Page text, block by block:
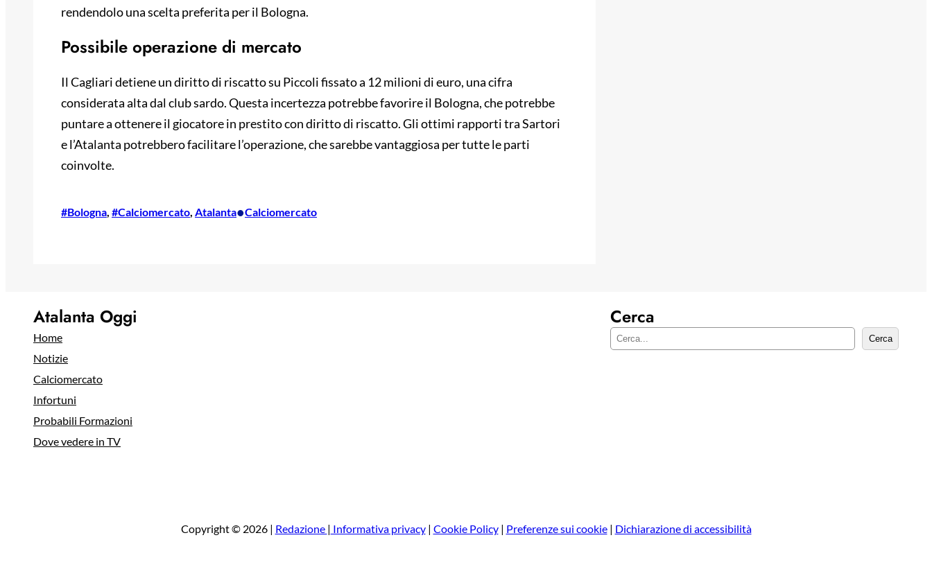
rendendolo una scelta preferita per il Bologna.
Possibile operazione di mercato
Il Cagliari detiene un diritto di riscatto su Piccoli fissato a 12 milioni di euro, una cifra
considerata alta dal club sardo. Questa incertezza potrebbe favorire il Bologna, che potrebbe
puntare a ottenere il giocatore in prestito con diritto di riscatto. Gli ottimi rapporti tra Sartori
e l’Atalanta potrebbero facilitare l’operazione, che sarebbe vantaggiosa per tutte le parti
coinvolte.
#Bologna, #Calciomercato, Atalanta•Calciomercato
Atalanta Oggi
Home
Notizie
Calciomercato
Infortuni
Probabili Formazioni
Dove vedere in TV
Cerca
C
Cerca
Copyright © 2026 | Redazione | Informativa privacy| Cookie Policy| Preferenze sui cookie| Dichiarazione di accessibilità